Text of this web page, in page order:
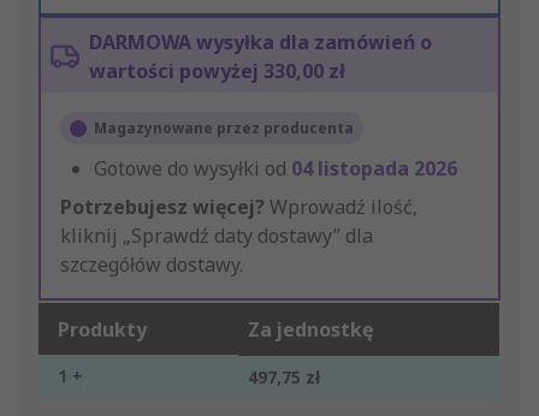
DARMOWA wysyłka dla zamówień o
wartości powyżej 330,00 zł
Magazynowane przez producenta
Gotowe do wysyłki od 04 listopada 2026
Potrzebujesz więcej? Wprowadź ilość,
kliknij „Sprawdź daty dostawy” dla
szczegółów dostawy.
Produkty Za jednostkę
1 + 497,75 zł